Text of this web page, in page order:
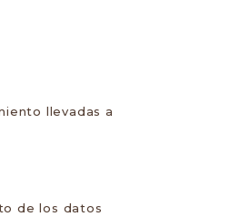
llevadas a
de los datos